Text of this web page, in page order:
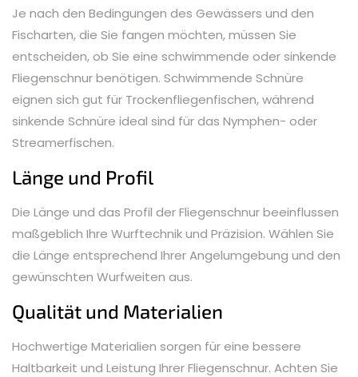
Je nach den Bedingungen des Gewässers und den
Fischarten, die Sie fangen möchten, müssen Sie
entscheiden, ob Sie eine schwimmende oder sinkende
Fliegenschnur benötigen. Schwimmende Schnüre
eignen sich gut für Trockenfliegenfischen, während
sinkende Schnüre ideal sind für das Nymphen- oder
Streamerfischen.
Länge und Profil
Die Länge und das Profil der Fliegenschnur beeinflussen
maßgeblich Ihre Wurftechnik und Präzision. Wählen Sie
die Länge entsprechend Ihrer Angelumgebung und den
gewünschten Wurfweiten aus.
Qualität und Materialien
Hochwertige Materialien sorgen für eine bessere
Haltbarkeit und Leistung Ihrer Fliegenschnur. Achten Sie